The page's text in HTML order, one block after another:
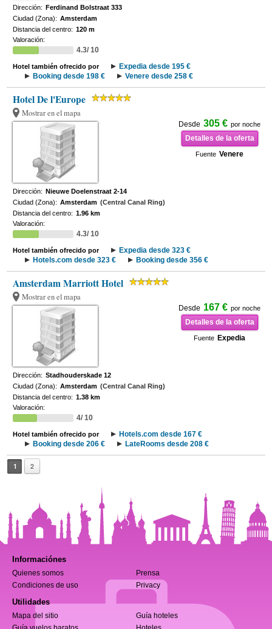
Dirección: Ferdinand Bolstraat 333
Ciudad (Zona): Amsterdam
Distancia del centro: 120 m
Valoración:
4.3/ 10
Hotel también ofrecido por
Expedia desde 195 €
Booking desde 198 €
Venere desde 258 €
Hotel De l'Europe
Mostrar en el mapa
Desde 305 € por noche
Detalles de la oferta
Fuente Venere
Dirección: Nieuwe Doelenstraat 2-14
Ciudad (Zona): Amsterdam (Central Canal Ring)
Distancia del centro: 1.96 km
Valoración:
4.3/ 10
Hotel también ofrecido por
Expedia desde 323 €
Hotels.com desde 323 €
Booking desde 356 €
Amsterdam Marriott Hotel
Mostrar en el mapa
Desde 167 € por noche
Detalles de la oferta
Fuente Expedia
Dirección: Stadhouderskade 12
Ciudad (Zona): Amsterdam (Central Canal Ring)
Distancia del centro: 1.38 km
Valoración:
4/ 10
Hotel también ofrecido por
Hotels.com desde 167 €
Booking desde 206 €
LateRooms desde 208 €
1 2
Informaciónes
Quienes somos
Prensa
Condiciones de uso
Privacy
Utilidades
Mapa del sitio
Guía hoteles